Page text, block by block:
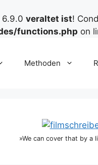
6.9.0 veraltet ist!
functions.php on
Methoden
»We can cover that by a